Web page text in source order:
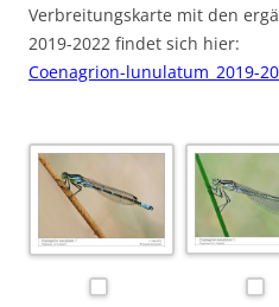
Verbreitungskarte mit den
2019-2022 findet sich hier:
Coenagrion-lunulatum_2019-